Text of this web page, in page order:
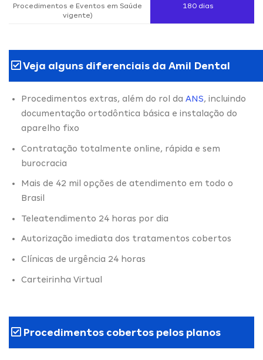
Procedimentos e Eventos em Saúde
vigente)
180 dias
Veja alguns diferenciais da Amil Dental
Procedimentos extras, além do rol da ANS, incluindo
documentação ortodôntica básica e instalação do
aparelho fixo
Contratação totalmente online, rápida e sem
burocracia
Mais de 42 mil opções de atendimento em todo o
Brasil
Teleatendimento 24 horas por dia
Autorização imediata dos tratamentos cobertos
Clínicas de urgência 24 horas
Carteirinha Virtual
Procedimentos cobertos pelos planos